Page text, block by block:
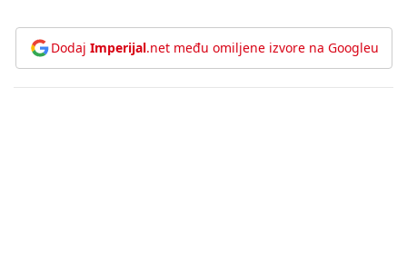
Dodaj Imperijal.net među omiljene izvore na Googleu